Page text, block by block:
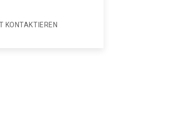
KONTAKTIEREN